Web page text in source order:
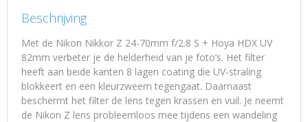
Beschrijving
Met de Nikon Nikkor Z 24-70mm f/2.8 S + Hoya HDX UV
82mm verbeter je de helderheid van je foto’s. Het filter
heeft aan beide kanten 8 lagen coating die UV-straling
blokkeert en een kleurzweem tegengaat. Daarnaast
beschermt het filter de lens tegen krassen en vuil. Je neemt
de Nikon Z lens probleemloos mee tijdens een wandeling